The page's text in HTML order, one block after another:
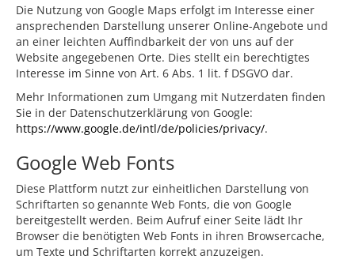
Die Nutzung von Google Maps erfolgt im Interesse einer
ansprechenden Darstellung unserer Online-Angebote und
an einer leichten Auffindbarkeit der von uns auf der
Website angegebenen Orte. Dies stellt ein berechtigtes
Interesse im Sinne von Art. 6 Abs. 1 lit. f DSGVO dar.
Mehr Informationen zum Umgang mit Nutzerdaten finden
Sie in der Datenschutzerklärung von Google:
https://www.google.de/intl/de/policies/privacy/.
Google Web Fonts
Diese Plattform nutzt zur einheitlichen Darstellung von
Schriftarten so genannte Web Fonts, die von Google
bereitgestellt werden. Beim Aufruf einer Seite lädt Ihr
Browser die benötigten Web Fonts in ihren Browsercache,
um Texte und Schriftarten korrekt anzuzeigen.